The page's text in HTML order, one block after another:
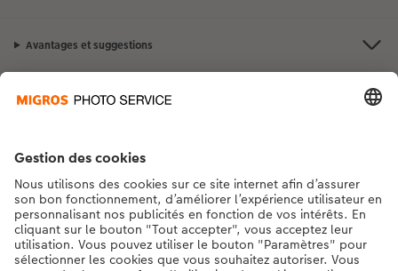
Avantages et suggestions
Contact et aide
La Migros
Si vous avez des questions concernant nos produits ou votre commande,
n'hésitez pas à nous contacter du lundi au dimanche, de 9h00 à 20h00
(hors jours fériés), au numéro de téléphone 043 5500 295• 7j/7 • de 9h à
20h